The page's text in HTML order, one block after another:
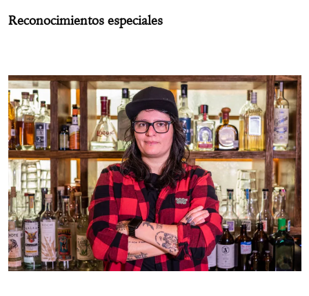
Reconocimientos especiales